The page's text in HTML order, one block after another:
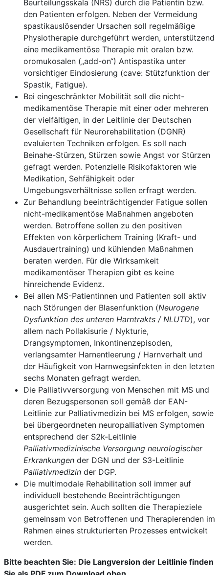
Beurteilungsskala (NRS) durch die Patientin bzw.
den Patienten erfolgen. Neben der Vermeidung
spastikauslösender Ursachen soll regelmäßige
Physiotherapie durchgeführt werden, unterstützend
eine medikamentöse Therapie mit oralen bzw.
oromukosalen („add-on“) Antispastika unter
vorsichtiger Eindosierung (cave: Stützfunktion der
Spastik, Fatigue).
Bei eingeschränkter Mobilität soll die nicht-
medikamentöse Therapie mit einer oder mehreren
der vielfältigen, in der Leitlinie der Deutschen
Gesellschaft für Neurorehabilitation (DGNR)
evaluierten Techniken erfolgen. Es soll nach
Beinahe-Stürzen, Stürzen sowie Angst vor Stürzen
gefragt werden. Potenzielle Risikofaktoren wie
Medikation, Sehfähigkeit oder
Umgebungsverhältnisse sollen erfragt werden.
Zur Behandlung beeinträchtigender Fatigue sollen
nicht-medikamentöse Maßnahmen angeboten
werden. Betroffene sollen zu den positiven
Effekten von körperlichem Training (Kraft- und
Ausdauertraining) und kühlenden Maßnahmen
beraten werden. Für die Wirksamkeit
medikamentöser Therapien gibt es keine
hinreichende Evidenz.
Bei allen MS-Patientinnen und Patienten soll aktiv
nach Störungen der Blasenfunktion (Neurogene
Dysfunktion des unteren Harntrakts / NLUTD), vor
allem nach Pollakisurie / Nykturie,
Drangsymptomen, Inkontinenzepisoden,
verlangsamter Harnentleerung / Harnverhalt und
der Häufigkeit von Harnwegsinfekten in den letzten
sechs Monaten gefragt werden.
Die Palliativversorgung von Menschen mit MS und
deren Bezugspersonen soll gemäß der EAN-
Leitlinie zur Palliativmedizin bei MS erfolgen, sowie
bei übergeordneten neuropalliativen Symptomen
entsprechend der S2k-Leitlinie
Palliativmedizinische Versorgung neurologischer
Erkrankungen der DGN und der S3-Leitlinie
Palliativmedizin der DGP.
Die multimodale Rehabilitation soll immer auf
individuell bestehende Beeinträchtigungen
ausgerichtet sein. Auch sollten die Therapieziele
gemeinsam von Betroffenen und Therapierenden im
Rahmen eines strukturierten Prozesses entwickelt
werden.
Bitte beachten Sie: Die Langversion der Leitlinie finden